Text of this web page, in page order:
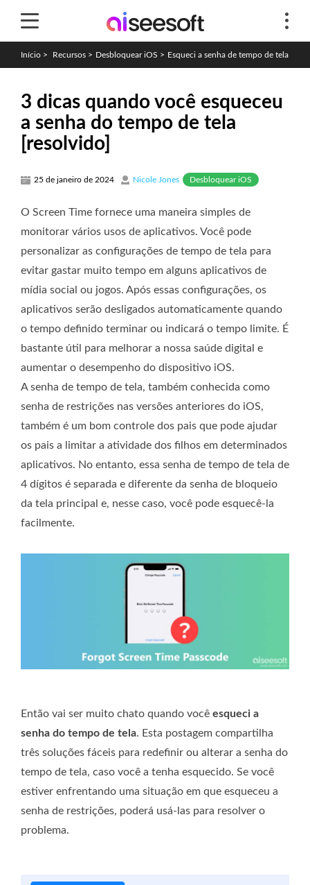
Início > Recursos > Desbloquear iOS > Esqueci a senha de tempo de tela
3 dicas quando você esqueceu
a senha do tempo de tela
[resolvido]
25 de janeiro de 2024 Nicole Jones Desbloquear iOS
O Screen Time fornece uma maneira simples de
monitorar vários usos de aplicativos. Você pode
personalizar as configurações de tempo de tela para
evitar gastar muito tempo em alguns aplicativos de
mídia social ou jogos. Após essas configurações, os
aplicativos serão desligados automaticamente quando
o tempo definido terminar ou indicará o tempo limite. É
bastante útil para melhorar a nossa saúde digital e
aumentar o desempenho do dispositivo iOS.
A senha de tempo de tela, também conhecida como
senha de restrições nas versões anteriores do iOS,
também é um bom controle dos pais que pode ajudar
os pais a limitar a atividade dos filhos em determinados
aplicativos. No entanto, essa senha de tempo de tela de
4 dígitos é separada e diferente da senha de bloqueio
da tela principal e, nesse caso, você pode esquecê-la
facilmente.
Então vai ser muito chato quando você esqueci a
senha do tempo de tela. Esta postagem compartilha
três soluções fáceis para redefinir ou alterar a senha do
tempo de tela, caso você a tenha esquecido. Se você
estiver enfrentando uma situação em que esqueceu a
senha de restrições, poderá usá-las para resolver o
problema.